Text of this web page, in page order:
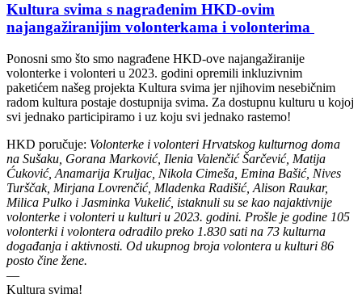
Kultura svima s nagrađenim HKD-ovim
najangažiranijim volonterkama i volonterima
Ponosni smo što smo nagrađene HKD-ove najangažiranije
volonterke i volonteri u 2023. godini opremili inkluzivnim
paketićem našeg projekta Kultura svima jer njihovim nesebičnim
radom kultura postaje dostupnija svima. Za dostupnu kulturu u kojoj
svi jednako participiramo i uz koju svi jednako rastemo!
HKD poručuje: Volonterke i volonteri Hrvatskog kulturnog doma
na Sušaku, Gorana Marković, Ilenia Valenčić Šarčević, Matija
Ćuković, Anamarija Kruljac, Nikola Cimeša, Emina Bašić, Nives
Turščak, Mirjana Lovrenčić, Mladenka Radišić, Alison Raukar,
Milica Pulko i Jasminka Vukelić, istaknuli su se kao najaktivnije
volonterke i volonteri u kulturi u 2023. godini. Prošle je godine 105
volonterki i volontera odradilo preko 1.830 sati na 73 kulturna
događanja i aktivnosti. Od ukupnog broja volontera u kulturi 86
posto čine žene.
—
Kultura svima!